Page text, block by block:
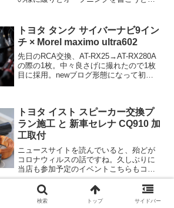
ります。私このブログは殆どiPad ×
Bluetooth...
トヨタ タンク サイバーナビ9イン
チ × Morel maximo ultra602
先日のRCA交換、AT-RX25→AT-RX280A
の際の1枚。中々良さげに撮れたので1枚
目に採用。newブログ形態になって初め
が...
トヨタ イスト スピーカー交換プ
ラン施工 と 新車セレナ CQ910 加
工取付
ニュースサイトを読んでいると、殆どが
コロナウィルスの話ですね。久しぶりに
当店も参加予定のイベントこちらもコロ
ナウィルスの影響で、秋頃に延期となり
ました。店頭では、掲載していたので、
ブログでもご報告しておきます。さて当
トヨタ シエンタ DAとBluetooth
検索 トップ サイドバー